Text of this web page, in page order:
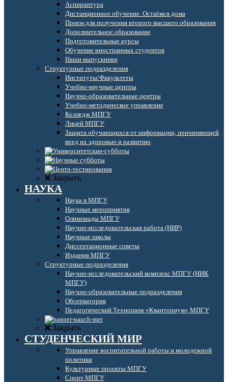
Аспирантура
Дистанционное обучение. Остаёмся дома
Прием для получения второго высшего образования
Дополнительное образование
Подготовительные курсы
Обучение иностранных студентов
Наши выпускники
Структурные подразделения
Институты/Факультеты
Учебно-научные центры
Научно-образовательные центры
Учебно-методическое управление
Колледж МПГУ
Лицей МПГУ
Защита обучающихся от информации, причиняющей
вред их здоровью и развитию
Закрыть
НАУКА
Наука в МПГУ
Научные мероприятия
Олимпиады МПГУ
Научно-исследовательская работа (НИР)
Научные школы
Диссертационные советы
Издания МПГУ
Структурные подразделения
Научно-исследовательский комплекс МПГУ (НИК
МПГУ)
Научно-образовательные подразделения
Обсерватория
Педагогический Технопарк «Кванториум» МПГУ
Закрыть
СТУДЕНЧЕСКИЙ МИР
Управление воспитательной работы и молодежной
политики
Культурные проекты МПГУ
Спорт МПГУ